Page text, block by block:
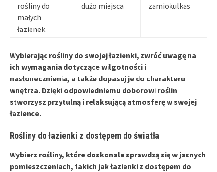
rośliny do
małych
łazienek
dużo miejsca
zamiokulkas
Wybierając rośliny do swojej łazienki, zwróć uwagę na
ich wymagania dotyczące wilgotności i
nasłonecznienia, a także dopasuj je do charakteru
wnętrza. Dzięki odpowiedniemu doborowi roślin
stworzysz przytulną i relaksującą atmosferę w swojej
łazience.
Rośliny do łazienki z dostępem do światła
Wybierz rośliny, które doskonale sprawdzą się w jasnych
pomieszczeniach, takich jak łazienki z dostępem do